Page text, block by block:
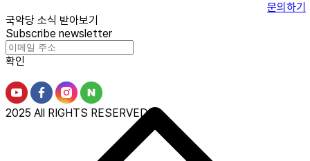
문의하기
국악당 소식 받아보기
Subscribe newsletter
확인
2025 All RIGHTS RESERVED.